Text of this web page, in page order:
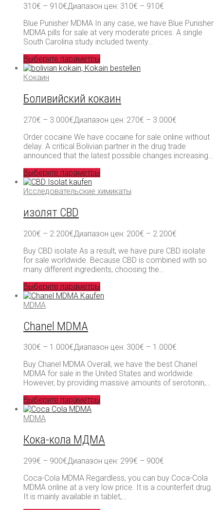
310€ – 910€Диапазон цен: 310€ – 910€
Blue Punisher MDMA In any case, we have Blue Punisher
MDMA pills for sale at very moderate prices. A single
South Carolina study included twenty…
Выберите параметры
Кокаин
Боливийский кокаин
270€ – 3.000€Диапазон цен: 270€ – 3.000€
Order cocaine We have cocaine for sale online without
delay. A critical Bolivian partner in the drug trade
announced that the latest possible changes increasing…
Выберите параметры
Исследовательские химикаты
изолят CBD
200€ – 2.200€Диапазон цен: 200€ – 2.200€
Buy CBD isolate As a result, we have pure CBD isolate
for sale worldwide. Because CBD is combined with so
many different ingredients, choosing the…
Выберите параметры
MDMA
Chanel MDMA
300€ – 1.000€Диапазон цен: 300€ – 1.000€
Buy Chanel MDMA Overall, we have the best Chanel
MDMA for sale in the United States and worldwide.
However, by providing massive amounts of serotonin,…
Выберите параметры
MDMA
Кока-кола МДМА
299€ – 900€Диапазон цен: 299€ – 900€
Coca-Cola MDMA Regardless, you can buy Coca-Cola
MDMA online at a very low price. It is a counterfeit drug.
It is mainly available in tablet,…